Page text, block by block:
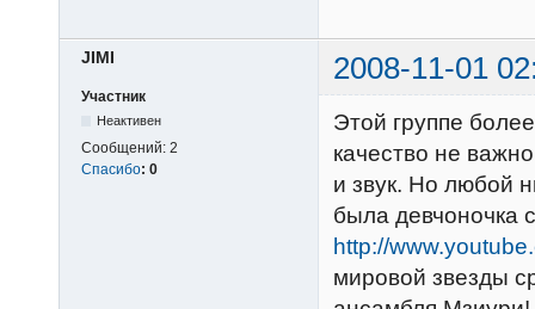
JIMI 2008-11-01
Участник
Неактивен
Сообщений: 2
Спасибо: 0
Этой группе
качество не
и звук. Но любой
была девчоночка
http://
мировой звезды